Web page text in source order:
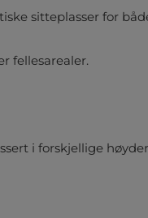
sitteplasser for
fellesarealer.
i forskjellige